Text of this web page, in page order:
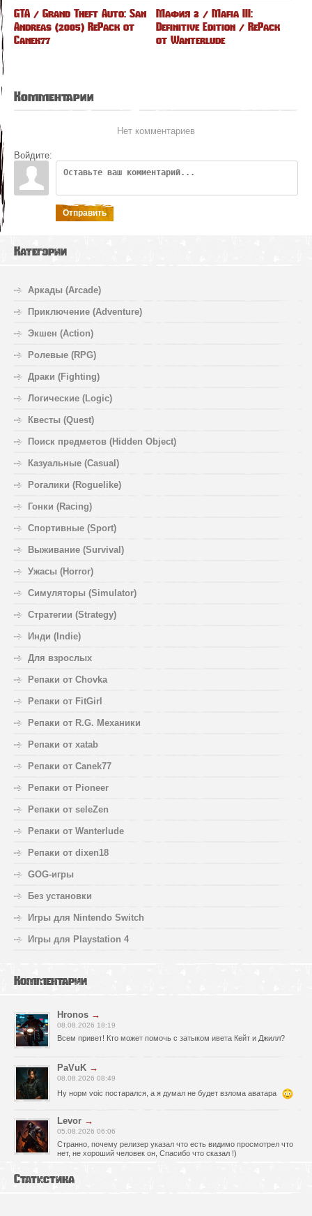
GTA / Grand Theft Auto: San
Andreas (2005) RePack от
Canek77
Мафия 3 / Mafia III:
Definitive Edition / RePack
от Wanterlude
Комментарии
Нет комментариев
Войдите:
Отправить
Категории
Аркады (Arcade)
Приключение (Adventure)
Экшен (Action)
Ролевые (RPG)
Драки (Fighting)
Логические (Logic)
Квесты (Quest)
Поиск предметов (Hidden Object)
Казуальные (Casual)
Рогалики (Roguelike)
Гонки (Racing)
Спортивные (Sport)
Выживание (Survival)
Ужасы (Horror)
Симуляторы (Simulator)
Стратегии (Strategy)
Инди (Indie)
Для взрослых
Репаки от Chovka
Репаки от FitGirl
Репаки от R.G. Механики
Репаки от xatab
Репаки от Canek77
Репаки от Pioneer
Репаки от seleZen
Репаки от Wanterlude
Репаки от dixen18
GOG-игры
Без установки
Игры для Nintendo Switch
Игры для Playstation 4
Комментарии
Hronos →
08.08.2026 18:19
Всем привет! Кто может помочь с затыком ивета Кейт и Джилл?
PaVuK →
08.08.2026 08:49
Ну норм voic постарался, а я думал не будет взлома аватара
Levor →
05.08.2026 06:06
Странно, почему релизер указал что есть видимо просмотрел что
нет, не хороший человек он, Спасибо что сказал !)
fr0zen142
05.08.2026 01:40
Статистика